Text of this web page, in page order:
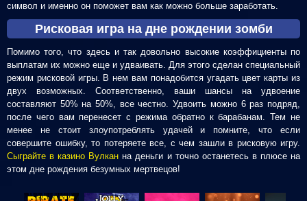
символ и именно он поможет вам как можно больше заработать.
Рисковая игра на дне рождении зомби
Помимо того, что здесь и так довольно высокие коэффициенты по
выплатам их можно еще и удваивать. Для этого сделан специальный
режим рисковой игры. В нем вам понадобится угадать цвет карты из
двух возможных. Соответственно, ваши шансы на удвоение
составляют 50% на 50%, все честно. Удвоить можно 6 раз подряд,
после чего вам перенесет с режима обратно к барабанам. Тем не
менее не стоит злоупотреблять удачей и помните, что если
совершите ошибку, то потеряете все, с чем зашли в рисковую игру.
Сыграйте в казино Вулкан на деньги и точно останетесь в плюсе на
этом дне рождения безумных мертвецов!
ИГРАТЬ ИГРАТЬ ИГРАТЬ